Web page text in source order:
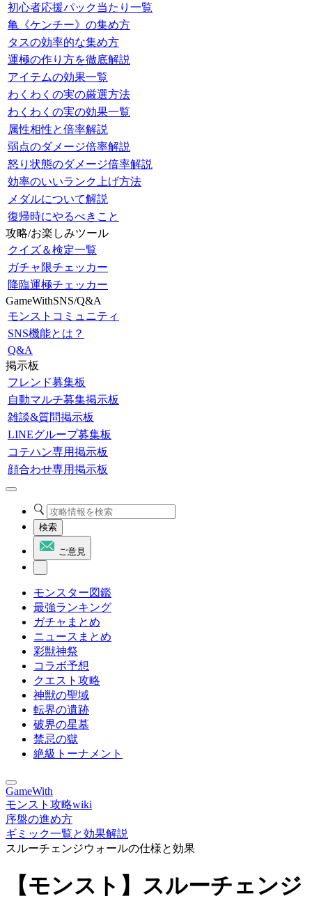
初心者応援パック当たり一覧
亀《ケンチー》の集め方
タスの効率的な集め方
運極の作り方を徹底解説
アイテムの効果一覧
わくわくの実の厳選方法
わくわくの実の効果一覧
属性相性と倍率解説
弱点のダメージ倍率解説
怒り状態のダメージ倍率解説
効率のいいランク上げ方法
メダルについて解説
復帰時にやるべきこと
攻略/お楽しみツール
クイズ＆検定一覧
ガチャ限チェッカー
降臨運極チェッカー
GameWithSNS/Q&A
モンストコミュニティ
SNS機能とは？
Q&A
掲示板
フレンド募集板
自動マルチ募集掲示板
雑談&質問掲示板
LINEグループ募集板
コテハン専用掲示板
顔合わせ専用掲示板
検索
ご意見
モンスター図鑑
最強ランキング
ガチャまとめ
ニュースまとめ
彩獣神祭
コラボ予想
クエスト攻略
神獣の聖域
転界の遺跡
破界の星墓
禁忌の獄
絶級トーナメント
GameWith
モンスト攻略wiki
序盤の進め方
ギミック一覧と効果解説
スルーチェンジウォールの仕様と効果
【モンスト】スルーチェンジ